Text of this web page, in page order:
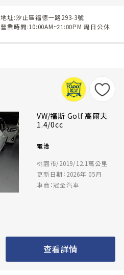
地址:汐止區福德一路293-3號
營業時間:10:00AM~21:00PM 周日公休
VW/福斯 Golf 高爾夫
1.4/0cc
電洽
桃園市/2019/12.1萬公里
更新日期：2026年 05月
車商：冠全汽車
查看詳情